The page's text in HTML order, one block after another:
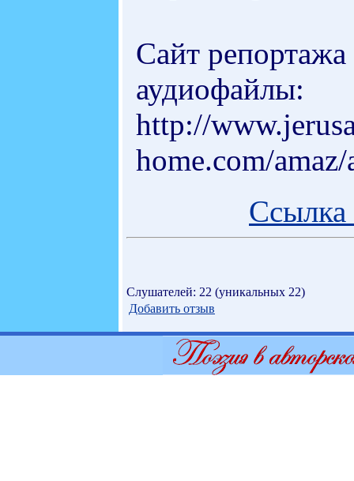
Сайт
аудиофайлы:
http://
home.com/
Ссылка
Слушателей: 22 (уникальных 22)
Добавить отзыв